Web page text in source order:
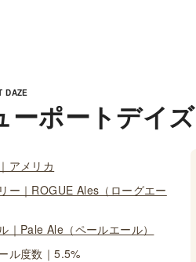
DAZE
ーポートデイズ
アメリカ
ー｜ROGUE Ales（ローグエー
｜Pale Ale（ペールエール）
ル度数｜5.5%